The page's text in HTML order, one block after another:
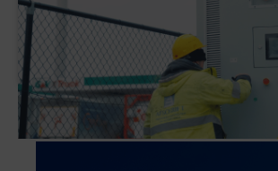
Waarom heeft G&V een slimme
batterijinstallatie (BESS)
Newsletter